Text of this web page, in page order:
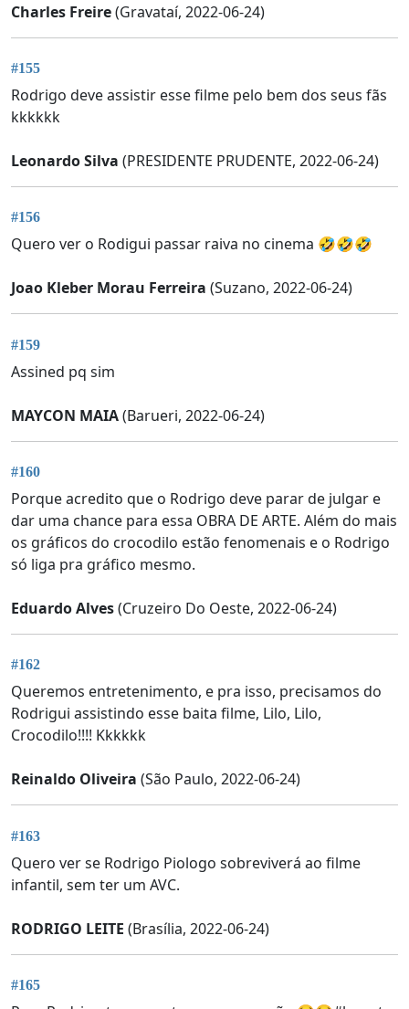
Charles Freire(Gravataí, 2022-06-24)
#155
Rodrigo deve assistir esse filme pelo bem dos seus fãs
kkkkkk
Leonardo Silva (PRESIDENTE PRUDENTE, 2022-06-24)
#156
Quero ver o Rodigui passar raiva no cinema 🤣🤣🤣
Joao Kleber Morau Ferreira (Suzano, 2022-06-24)
#159
Assined pq sim
MAYCON MAIA(Barueri, 2022-06-24)
#160
Porque acredito que o Rodrigo deve parar de julgar e
dar uma chance para essa OBRA DE ARTE. Além do mais
os gráficos do crocodilo estão fenomenais e o Rodrigo
só liga pra gráfico mesmo.
Eduardo Alves(Cruzeiro Do Oeste, 2022-06-24)
#162
Queremos entretenimento, e pra isso, precisamos do
Rodrigui assistindo esse baita filme, Lilo, Lilo,
Crocodilo!!!! Kkkkkk
Reinaldo Oliveira (São Paulo, 2022-06-24)
#163
Quero ver se Rodrigo Piologo sobreviverá ao filme
infantil, sem ter um AVC.
RODRIGO LEITE (Brasília, 2022-06-24)
#165